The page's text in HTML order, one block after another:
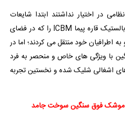
در اختیار نداشتند ابتدا شایعات
مربوط به آزمایش یک موشک بالستیک قاره پیما ICBM را که در فضای
اطرافیان خود منتقل می کردند؛ اما در
با ویژگی های خاص و منحصر به فرد
اشغالی شلیک شده و نخستین تجربه
موشک فوق سنگین سوخت جامد